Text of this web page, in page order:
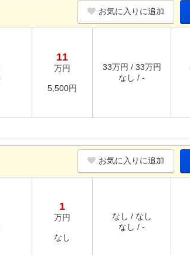
お気に入りに追加
11
万円
5,500円
33万円 / 33万円
なし / -
お気に入りに追加
1
万円
なし
なし / なし
なし / -